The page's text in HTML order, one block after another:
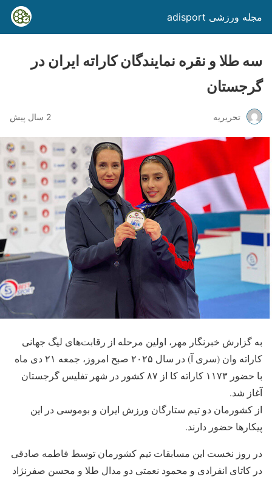
مجله ورزشی adisport
سه طلا و نقره نمایندگان کاراته ایران در
گرجستان
تحریریه 2 سال پیش
به گزارش خبرنگار مهر، اولین مرحله از رقابت‌های لیگ جهانی
کاراته وان (سری آ) در سال ۲۰۲۵ صبح امروز، جمعه ۲۱ دی ماه
با حضور ۱۱۷۳ کاراته کا از ۸۷ کشور در شهر تفلیس گرجستان
آغاز شد.
از کشورمان دو تیم ستارگان ورزش ایران و بوموسی در این
پیکارها حضور دارند.
در روز نخست این مسابقات تیم کشورمان توسط فاطمه صادقی
در کاتای انفرادی و محمود نعمتی دو مدال طلا و محسن صفرنژاد